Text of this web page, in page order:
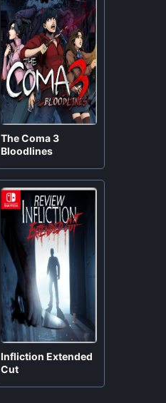
The Coma 3
Bloodlines
Infliction Extended
Cut